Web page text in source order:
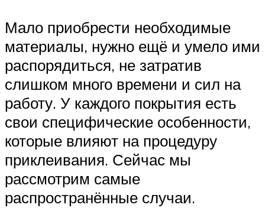
Мало приобрести необходимые
материалы, нужно ещё и умело ими
распорядиться, не затратив
слишком много времени и сил на
работу. У каждого покрытия есть
свои специфические особенности,
которые влияют на процедуру
приклеивания. Сейчас мы
рассмотрим самые
распространённые случаи.